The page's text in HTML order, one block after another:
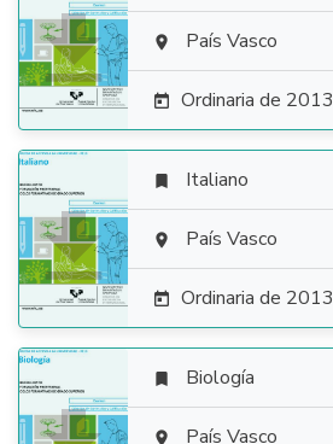
  País Vasco
 Ordinaria de 2013

 Italiano
 País Vasco
 Ordinaria de 2013
 Biología
 País Vasco